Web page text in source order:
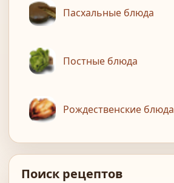
Пасхальные блюда
Постные блюда
Рождественские блюда
Поиск рецептов